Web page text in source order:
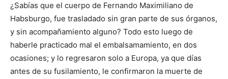
¿Sabías que el cuerpo de Fernando Maximiliano de
Habsburgo, fue trasladado sin gran parte de sus órganos,
y sin acompañamiento alguno? Todo esto luego de
haberle practicado mal el embalsamamiento, en dos
ocasiones; y lo regresaron solo a Europa, ya que días
antes de su fusilamiento, le confirmaron la muerte de